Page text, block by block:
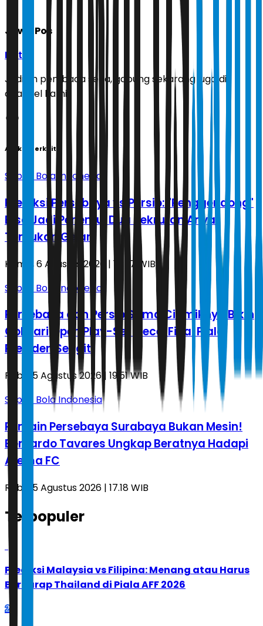
Jawa Pos
Ikuti
Jadilah pembaca setia, gabung sekarang juga di
channel kami!
Artikel Terkait
Sepak Bola Indonesia
Prediksi Persebaya vs Persib: "Penggendong"
Bisa Jadi Penentu, Dua Rekrutan Anyar
Tentukan Gelar
Kamis, 6 Agustus 2026 | 18.57 WIB
Sepak Bola Indonesia
Persebaya dan Persib Sama Ciamiknya Bikin
Gol dari Open Play-Set Piece, Final Piala
Presiden Sengit!
Rabu, 5 Agustus 2026 | 19.51 WIB
Sepak Bola Indonesia
Pemain Persebaya Surabaya Bukan Mesin!
Bernardo Tavares Ungkap Beratnya Hadapi
Arema FC
Rabu, 5 Agustus 2026 | 17.18 WIB
Terpopuler
Prediksi Malaysia vs Filipina: Menang atau Harus
Berharap Thailand di Piala AFF 2026
2